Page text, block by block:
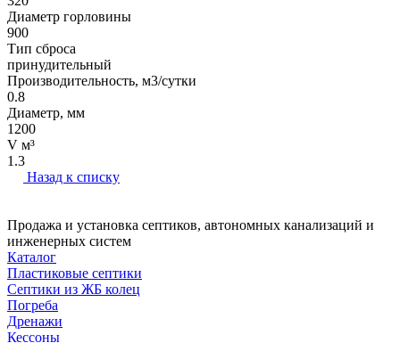
Диаметр горловины
900
Тип сброса
принудительный
Производительность, м3/сутки
0.8
Диаметр, мм
1200
V м³
1.3
Назад к списку
Продажа и установка септиков, автономных канализаций и
инженерных систем
Каталог
Пластиковые септики
Септики из ЖБ колец
Погреба
Дренажи
Кессоны